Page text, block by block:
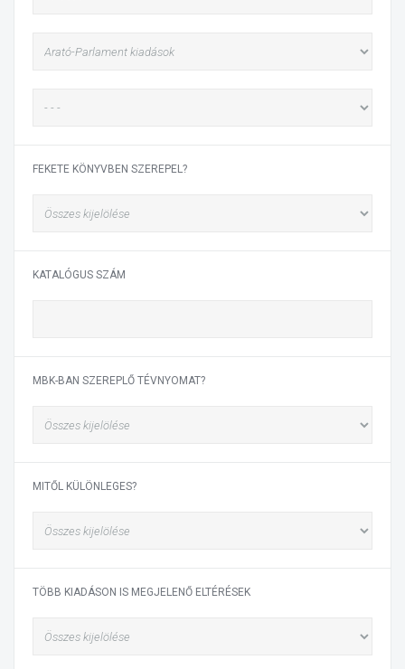
FEKETE KÖNYVBEN SZEREPEL?
KATALÓGUS SZÁM
MBK-BAN SZEREPLŐ TÉVNYOMAT?
MITŐL KÜLÖNLEGES?
TÖBB KIADÁSON IS MEGJELENŐ ELTÉRÉSEK